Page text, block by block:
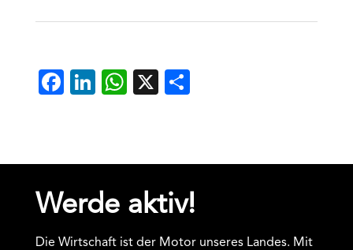
Facebook
LinkedIn
WhatsApp
X
Werde aktiv!
Die Wirtschaft ist der Motor unseres Landes. Mit